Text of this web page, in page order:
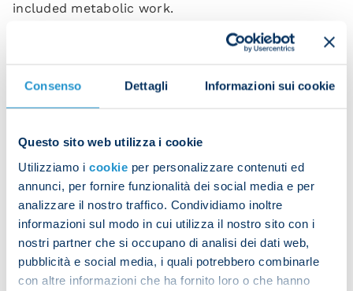
Consenso Dettagli Informazioni sui cookie
Questo sito web utilizza i cookie
Utilizziamo i cookie per personalizzare contenuti ed
annunci, per fornire funzionalità dei social media e per
analizzare il nostro traffico. Condividiamo inoltre
informazioni sul modo in cui utilizza il nostro sito con i
nostri partner che si occupano di analisi dei dati web,
pubblicità e social media, i quali potrebbero combinarle
con altre informazioni che ha fornito loro o che hanno
included metabolic work.
Stanislav Lobotka and Matteo Politano underwent
game against Genoa.
right thigh and a right glute strain for Politano.